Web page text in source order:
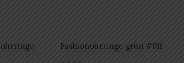
Fashionohrringe grün #011